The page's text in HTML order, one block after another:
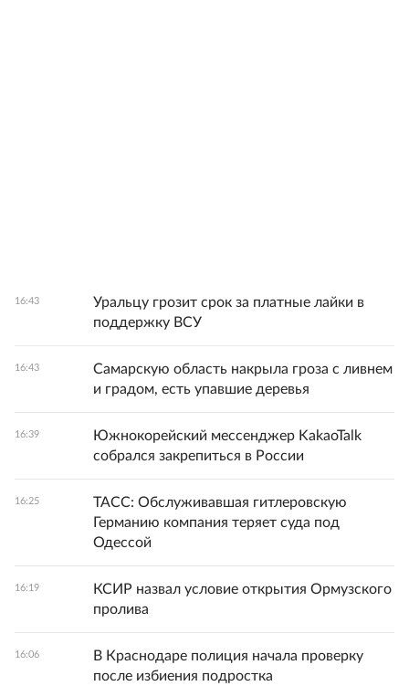
16:43
Уральцу грозит срок за платные лайки в
поддержку ВСУ
16:43
Самарскую область накрыла гроза с ливнем
и градом, есть упавшие деревья
16:39
Южнокорейский мессенджер KakaoTalk
собрался закрепиться в России
16:25
ТАСС: Обслуживавшая гитлеровскую
Германию компания теряет суда под
Одессой
16:19
КСИР назвал условие открытия Ормузского
пролива
16:06
В Краснодаре полиция начала проверку
после избиения подростка